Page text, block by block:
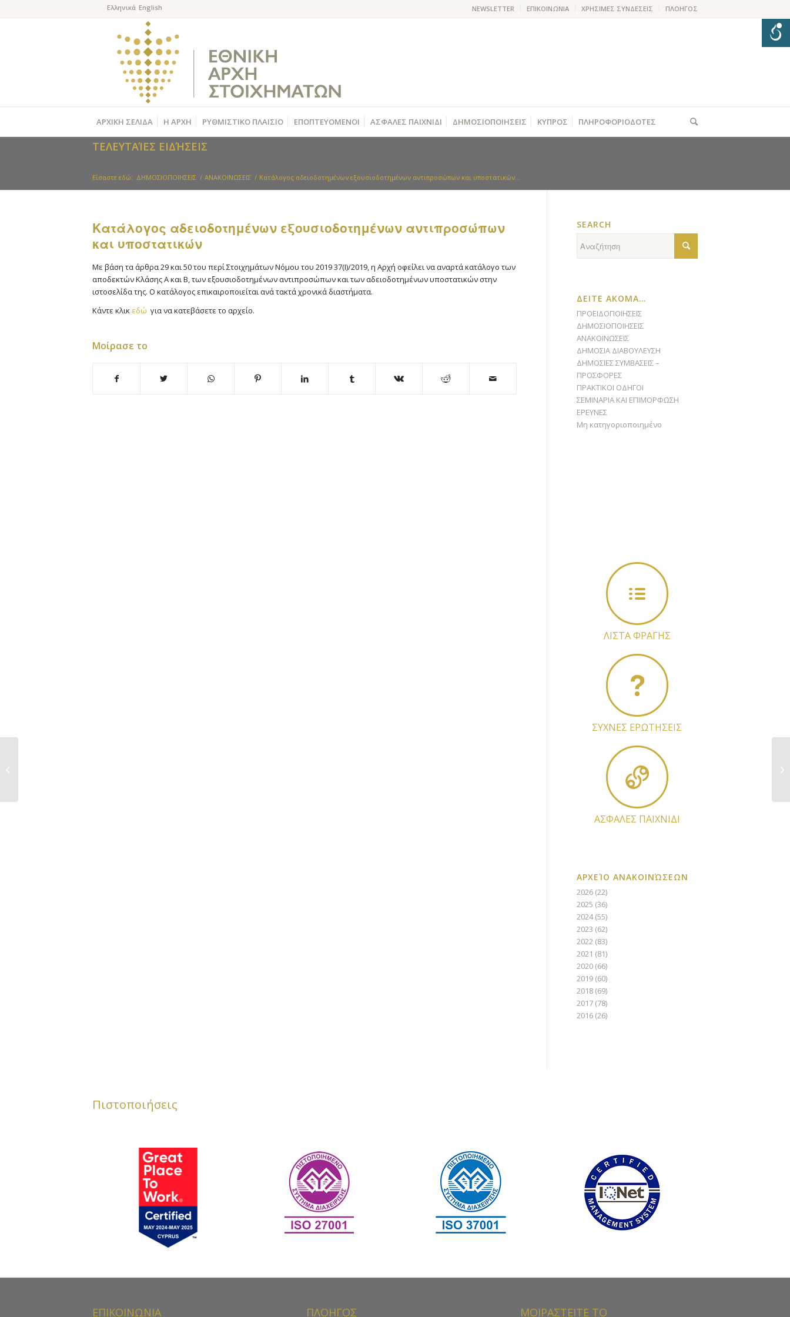
NEWSLETTER ΕΠΙΚΟΙΝΩΝΙΑ ΧΡΗΣΙΜΕΣ ΣΥΝΔΕΣΕΙΣ ΠΛΟΗΓΟΣ
ΑΡΧΙΚΗ ΣΕΛΙΔΑ Η ΑΡΧΗ ΡΥΘΜΙΣΤΙΚΟ ΠΛΑΙΣΙΟ ΕΠΟΠΤΕΥΟΜΕΝΟΙ ΑΣΦΑΛΕΣ ΠΑΙΧΝΙΔΙ ΔΗΜΟΣΙΟΠΟΙΗΣΕΙΣ ΚΥΠΡΟΣ ΠΛΗΡΟΦΟΡΙΟΔΟΤΕΣ
ΤΕΛΕΥΤΑΊΕΣ ΕΙΔΉΣΕΙΣ
Είσαστε εδώ: ΔΗΜΟΣΙΟΠΟΙΗΣΕΙΣ / ΑΝΑΚΟΙΝΩΣΕΙΣ / Kατάλογος αδειοδοτημένων εξουσιοδοτημένων αντιπροσώπων και υποστατικών...
Kατάλογος αδειοδοτημένων εξουσιοδοτημένων αντιπροσώπων
και υποστατικών
Με βάση τα άρθρα 29 και 50 του περί Στοιχημάτων Νόμου του 2019 37(Ι)/2019, η Αρχή οφείλει να αναρτά κατάλογο των
αποδεκτών Κλάσης Α και Β, των εξουσιοδοτημένων αντιπροσώπων και των αδειοδοτημένων υποστατικών στην
ιστοσελίδα της. Ο κατάλογος επικαιροποιείται ανά τακτά χρονικά διαστήματα.
Κάντε κλικ εδώ για να κατεβάσετε το αρχείο.
Μοίρασε το
SEARCH
ΔΕΙΤΕ ΑΚΟΜΑ…
ΠΡΟΕΙΔΟΠΟΙΗΣΕΙΣ
ΔΗΜΟΣΙΟΠΟΙΗΣΕΙΣ
ΑΝΑΚΟΙΝΩΣΕΙΣ
ΔΗΜΟΣΙΑ ΔΙΑΒΟΥΛΕΥΣΗ
ΔΗΜΟΣΙΕΣ ΣΥΜΒΑΣΕΙΣ –
ΠΡΟΣΦΟΡΕΣ
ΠΡΑΚΤΙΚΟΙ ΟΔΗΓΟΙ
ΣΕΜΙΝΑΡΙΑ ΚΑΙ ΕΠΙΜΟΡΦΩΣΗ
ΕΡΕΥΝΕΣ
Μη κατηγοριοποιημένο
ΛΙΣΤΑ ΦΡΑΓΗΣ
ΣΥΧΝΕΣ ΕΡΩΤΗΣΕΙΣ
ΑΣΦΑΛΕΣ ΠΑΙΧΝΙΔΙ
ΑΡΧΕΊΟ ΑΝΑΚΟΙΝΏΣΕΩΝ
2026(22)
2025 (36)
2024(55)
2023 (62)
2022(83)
2021 (81)
2020(66)
2019(60)
2018(69)
2017(78)
2016(26)
Πιστοποιήσεις
ΕΠΙΚΟΙΝΩΝΙΑ ΠΛΟΗΓΟΣ ΜΟΙΡΑΣΤΕΙΤΕ ΤΟ